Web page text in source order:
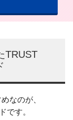
TRUST
なのが、
です。